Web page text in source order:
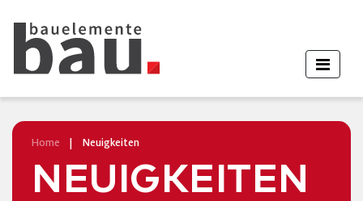
Home Neuigkeiten
NEUIGKEITEN